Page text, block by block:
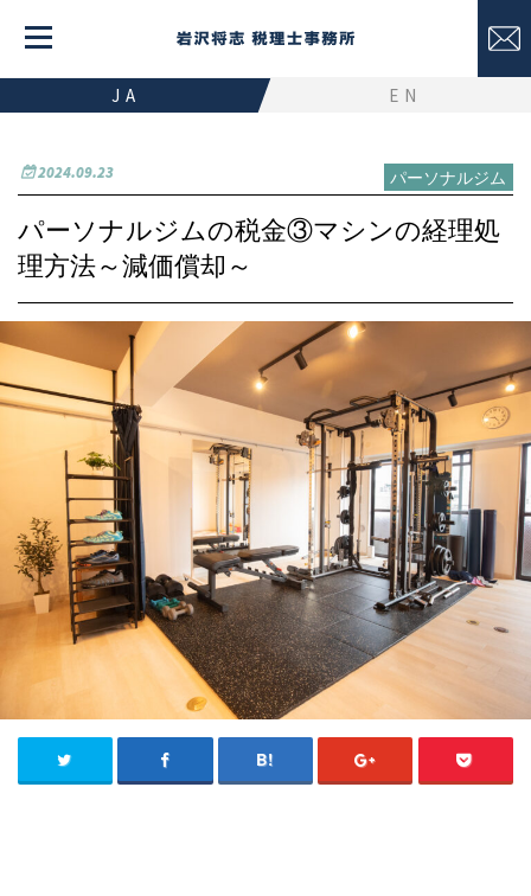
JA EN
パーソナルジム
2024.09.23
パーソナルジムの税金③マシンの経理処
理方法～減価償却～